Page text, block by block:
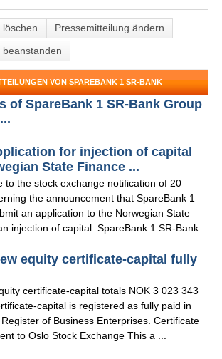
löschen
Pressemitteilung ändern
beanstanden
VON SPAREBANK 1 SR-BANK
of SpareBank 1 SR-Bank Group
for injection of capital
State Finance ...
to the stock exchange notification of 20
the announcement that SpareBank 1
an application to the Norwegian State
injection of capital. SpareBank 1 SR-Bank
equity certificate-capital fully
certificate-capital totals NOK 3 023 343
capital is registered as fully paid in
of Business Enterprises. Certificate
to Oslo Stock Exchange This a ...